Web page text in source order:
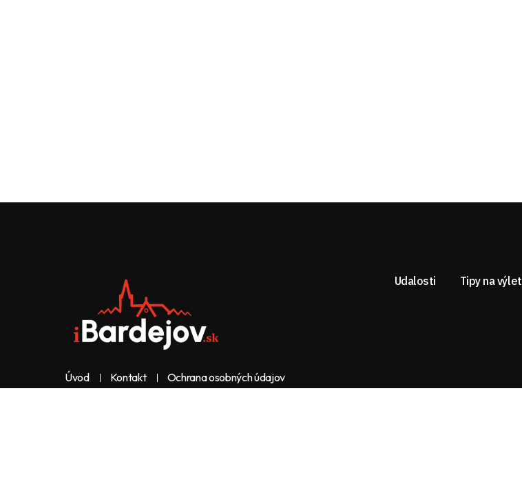
Úvod Kontakt Ochrana osobných údajov
Udalosti Tipy na výlet